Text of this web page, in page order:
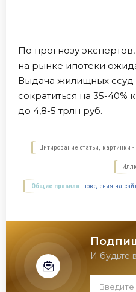
По прогнозу
на рынке ипотеки
Выдача жилищных ссуд
сократиться на 35-40%
до 4,8-5 трлн руб.
Цитирование статьи, картинки
Общие правила поведения на
И будьте